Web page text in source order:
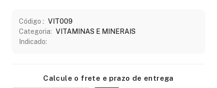
Código : VIT009
Categoria: VITAMINAS E MINERAIS
Indicado:
Calcule o frete e prazo de entrega